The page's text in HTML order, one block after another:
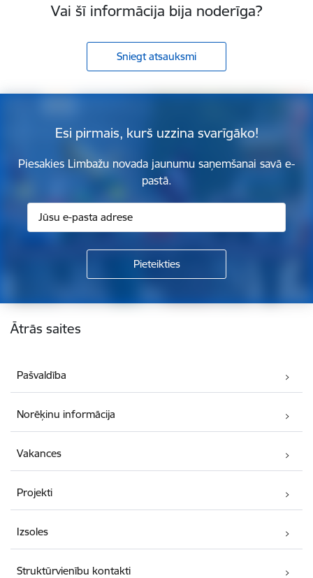
Vai šī informācija bija noderīga?
Sniegt atsauksmi
Esi pirmais, kurš uzzina svarīgāko!
Piesakies Limbažu novada jaunumu saņemšanai savā e-
pastā.
Kājene
Ātrās saites
Pašvaldība
Norēķinu informācija
Vakances
Projekti
Izsoles
Struktūrvienību kontakti